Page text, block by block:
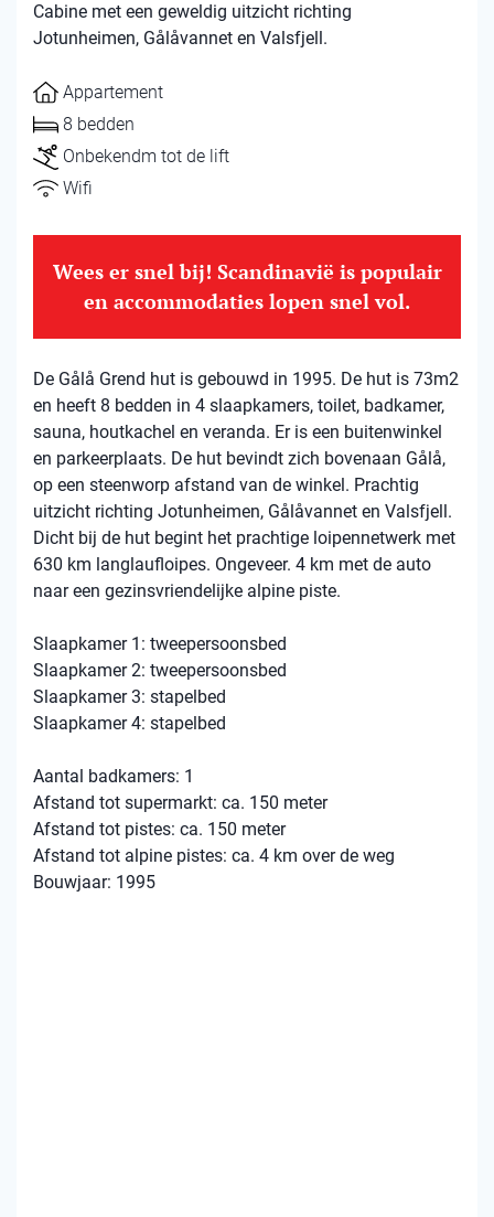
Cabine met een geweldig uitzicht richting
Jotunheimen, Gålåvannet en Valsfjell.
Appartement
8 bedden
Onbekendm tot de lift
Wifi
Wees er snel bij! Scandinavië is populair
en accommodaties lopen snel vol.
De Gålå Grend hut is gebouwd in 1995. De hut is 73m2
en heeft 8 bedden in 4 slaapkamers, toilet, badkamer,
sauna, houtkachel en veranda. Er is een buitenwinkel
en parkeerplaats. De hut bevindt zich bovenaan Gålå,
op een steenworp afstand van de winkel. Prachtig
uitzicht richting Jotunheimen, Gålåvannet en Valsfjell.
Dicht bij de hut begint het prachtige loipennetwerk met
630 km langlaufloipes. Ongeveer. 4 km met de auto
naar een gezinsvriendelijke alpine piste.
Slaapkamer 1: tweepersoonsbed
Slaapkamer 2: tweepersoonsbed
Slaapkamer 3: stapelbed
Slaapkamer 4: stapelbed
Aantal badkamers: 1
Afstand tot supermarkt: ca. 150 meter
Afstand tot pistes: ca. 150 meter
Afstand tot alpine pistes: ca. 4 km over de weg
Bouwjaar: 1995